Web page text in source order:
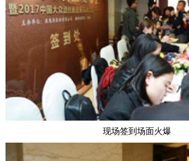
现场签到场面火爆